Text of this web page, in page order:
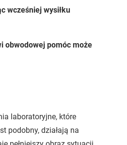
wcześniej wysiłku
obwodowej pomóc może
laboratoryjne, które
podobny, działają na